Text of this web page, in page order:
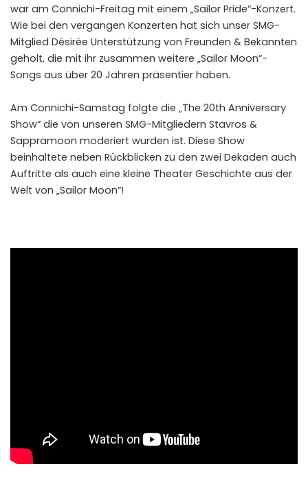
war am Connichi-Freitag mit einem „Sailor Pride“-Konzert.
Wie bei den vergangen Konzerten hat sich unser SMG-
Mitglied Désirée Unterstützung von Freunden & Bekannten
geholt, die mit ihr zusammen weitere „Sailor Moon“-
Songs aus über 20 Jahren präsentier haben.
Am Connichi-Samstag folgte die „The 20th Anniversary
Show“ die von unseren SMG-Mitgliedern Stavros &
Sappramoon moderiert wurden ist. Diese Show
beinhaltete neben Rückblicken zu den zwei Dekaden auch
Auftritte als auch eine kleine Theater Geschichte aus der
Welt von „Sailor Moon“!